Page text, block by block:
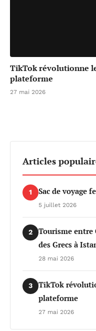
TikTok révolutionne
plateforme
27 mai 2026
Articles
1 Sac de voyage
5 juillet 2026
2
Tourisme entre
des Grecs à
28 mai 2026
3
TikTok
plateforme
27 mai 2026